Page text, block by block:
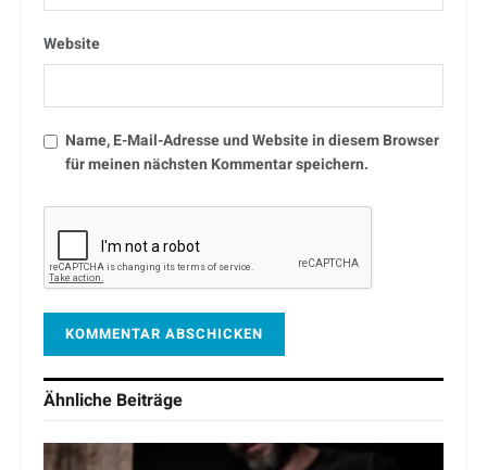
Website
Name, E-Mail-Adresse und Website in diesem Browser
für meinen nächsten Kommentar speichern.
Ähnliche Beiträge